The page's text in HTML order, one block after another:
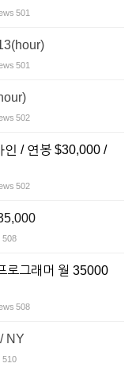
501
501
502
인 / 연봉 $30,000 /
502
508
로그래머 월 35000
508
NY
510